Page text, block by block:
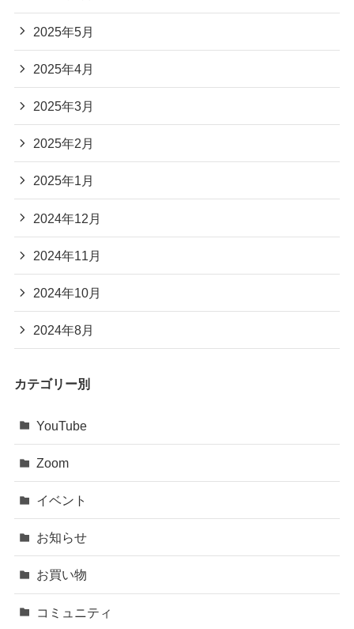
2025年5月
2025年4月
2025年3月
2025年2月
2025年1月
2024年12月
2024年11月
2024年10月
2024年8月
カテゴリー別
YouTube
Zoom
イベント
お知らせ
お買い物
コミュニティ